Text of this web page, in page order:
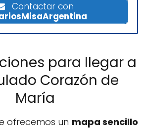
Contactar con
para llegar a
Corazón de
María
ofrecemos un mapa sencillo